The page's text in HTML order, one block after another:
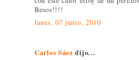
Besos!!!!
lunes, 07 junio, 2010
Carlos Sáez dijo...